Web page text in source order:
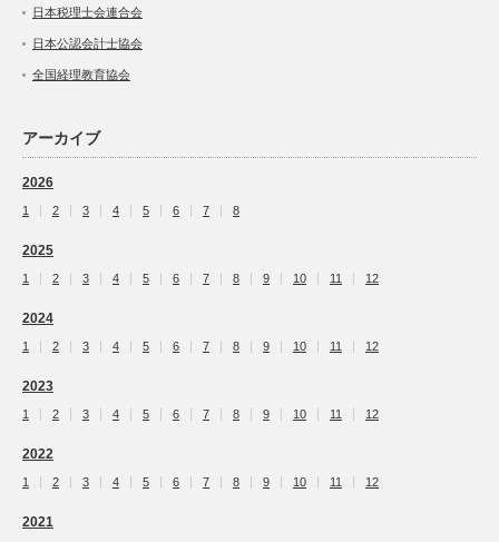
日本税理士会連合会
日本公認会計士協会
全国経理教育協会
アーカイブ
2026
1 2 3 4 5 6 7 8
2025
1 2 3 4 5 6 7 8 9 10 11 12
2024
1 2 3 4 5 6 7 8 9 10 11 12
2023
1 2 3 4 5 6 7 8 9 10 11 12
2022
1 2 3 4 5 6 7 8 9 10 11 12
2021